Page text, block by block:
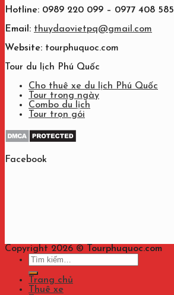
Hotline: 0989 220 099 – 0977 408 585
Email: thuydaovietpq@gmail.com
Website: tourphuquoc.com
Tour du lịch Phú Quốc
Cho thuê xe du lịch Phú Quốc
Tour trong ngày
Combo du lịch
Tour trọn gói
Facebook
Copyright 2026 © Tourphuquoc.com
Tìm
kiếm:
Trang chủ
Thuê xe